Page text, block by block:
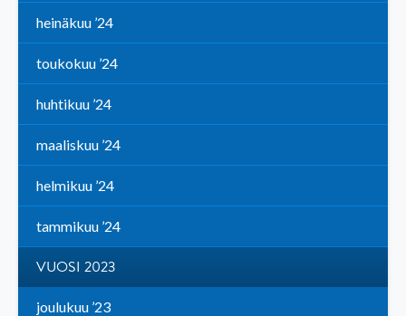
heinäkuu ’24
toukokuu ’24
huhtikuu ’24
maaliskuu ’24
helmikuu ’24
tammikuu ’24
VUOSI 2023
joulukuu ’23